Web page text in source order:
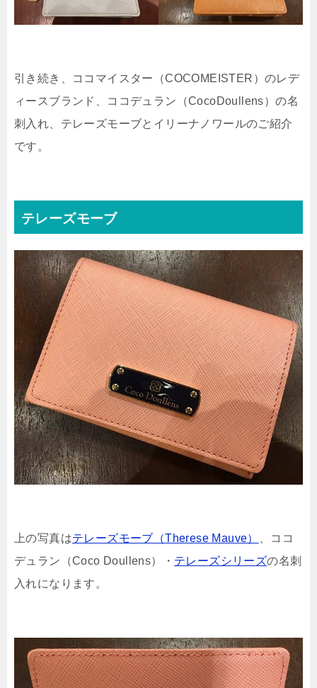
引き続き、ココマイスター（COCOMEISTER）のレデ
ィースブランド、ココデュラン（CocoDoullens）の名
刺入れ、テレーズモーブとイリーナノワールのご紹介
です。
テレーズモーブ
上の写真はテレーズモーブ（Therese Mauve）
、ココ
デュラン（Coco Doullens）・ テレーズシリーズの名刺
入れになります。